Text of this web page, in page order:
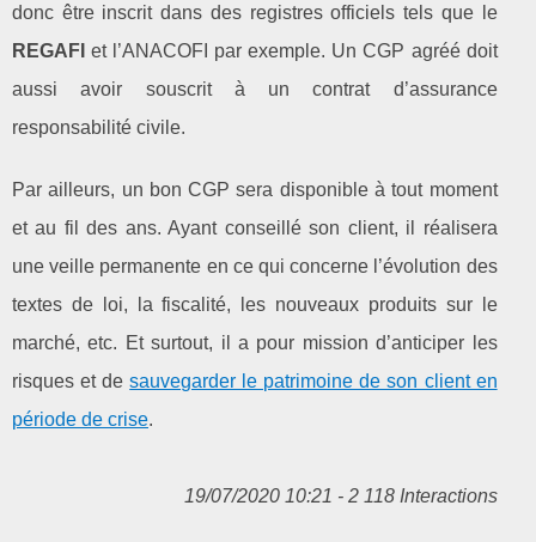
donc être inscrit dans des registres officiels tels que le
REGAFI et l’ANACOFI par exemple. Un CGP agréé doit
aussi avoir souscrit à un contrat d’assurance
responsabilité civile.
Par ailleurs, un bon CGP sera disponible à tout moment
et au fil des ans. Ayant conseillé son client, il réalisera
une veille permanente en ce qui concerne l’évolution des
textes de loi, la fiscalité, les nouveaux produits sur le
marché, etc. Et surtout, il a pour mission d’anticiper les
risques et desauvegarder le patrimoine de son client en
période de crise.
19/07/2020 10:21 - 2 118 Interactions